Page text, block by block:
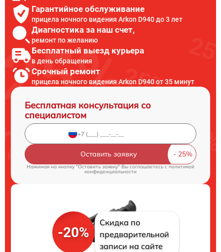
Гарантийное обслуживание
прицела ночного видения Arkon D940 до 3 лет
Диагностика за наш счет,
ремонт по желанию
Бесплатный выезд курьера
в день обращения
Срочный ремонт
прицела ночного видения Arkon D940 от 35 минут
Бесплатная консультация со
специалистом
Оставить заявку
Нажимая на кнопку "Оставить заявку" Вы соглашаетесь c политикой
конфиденциальности
-20%
Скидка по
предварительной
записи на сайте